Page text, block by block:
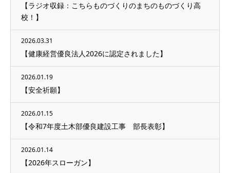
【ラジオ収録：こちらものづくりのまちのものづくり高
校！】
2026.03.31
【健康経営優良法人2026に認定されました】
2026.01.19
【安全祈願】
2026.01.15
【令和7年度土木部優良建設工事 部長表彰】
2026.01.14
【2026年スローガン】